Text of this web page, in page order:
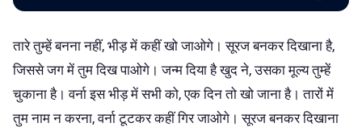
तारे तुम्हें बनना नहीं, भीड़ में कहीं खो जाओगे। सूरज बनकर दिखाना है,
जिससे जग में तुम दिख पाओगे। जन्म दिया है खुद ने, उसका मूल्य तुम्हें
चुकाना है। वर्ना इस भीड़ में सभी को, एक दिन तो खो जाना है। तारों में
तुम नाम न करना, वर्ना टूटकर कहीं गिर जाओगे। सूरज बनकर दिखाना